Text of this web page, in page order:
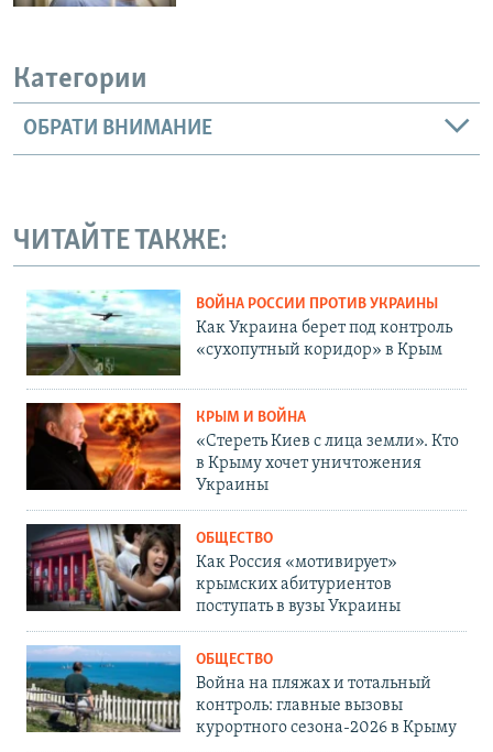
Категории
ОБРАТИ ВНИМАНИЕ
ЧИТАЙТЕ ТАКЖЕ:
ВОЙНА РОССИИ ПРОТИВ УКРАИНЫ
Как Украина берет под контроль
«сухопутный коридор» в Крым
КРЫМ И ВОЙНА
«Стереть Киев с лица земли». Кто
в Крыму хочет уничтожения
Украины
ОБЩЕСТВО
Как Россия «мотивирует»
крымских абитуриентов
поступать в вузы Украины
ОБЩЕСТВО
Война на пляжах и тотальный
контроль: главные вызовы
курортного сезона-2026 в Крыму